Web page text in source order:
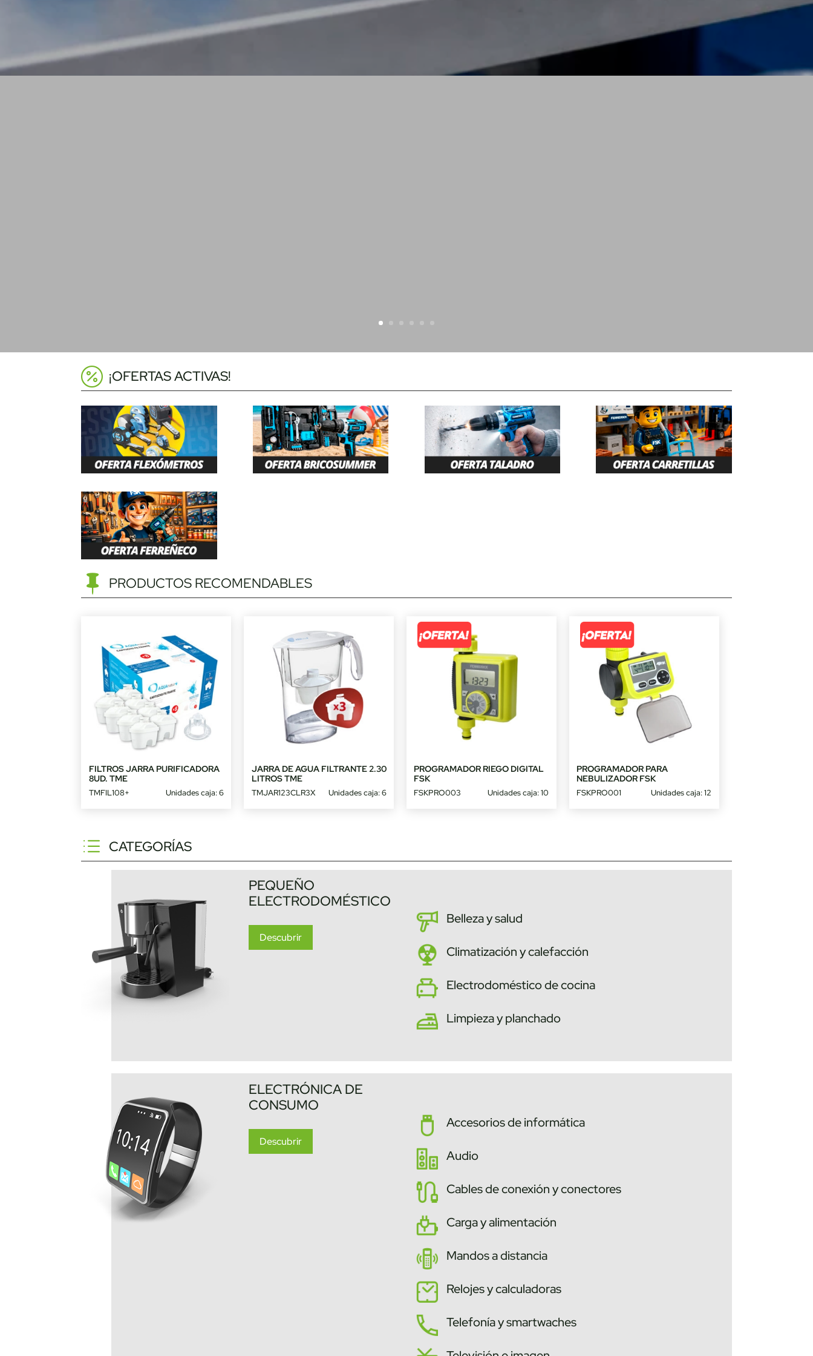
¡OFERTAS ACTIVAS!
PRODUCTOS RECOMENDABLES
FILTROS JARRA PURIFICADORA
8UD. TME
TMFIL108+ Unidades caja: 6
JARRA DE AGUA FILTRANTE 2.30
LITROS TME
TMJAR123CLR3X Unidades caja: 6
PROGRAMADOR RIEGO DIGITAL
FSK
FSKPRO003 Unidades caja: 10
PROGRAMADOR PARA
NEBULIZADOR FSK
FSKPRO001 Unidades caja: 12
CATEGORÍAS
PEQUEÑO
ELECTRODOMÉSTICO
Descubrir
Belleza y salud
Climatización y calefacción
Electrodoméstico de cocina
Limpieza y planchado
ELECTRÓNICA DE
CONSUMO
Descubrir
Accesorios de informática
Audio
Cables de conexión y conectores
Carga y alimentación
Mandos a distancia
Relojes y calculadoras
Telefonía y smartwaches